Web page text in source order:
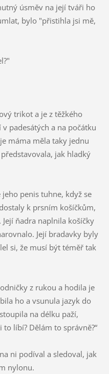
úsměv na její tváři ho
bylo "přistihla jsi mě,
trikot a je z těžkého
padesátých a na počátku
máma měla taky jednu
jak hladký
penis tuhne, když se
k prsním košíčkům,
ňadra naplnila košíčky
Její bradavky byly
si, že musí být téměř tak
z rukou a hodila je
ho a vsunula jazyk do
na délku paží,
to líbí? Dělám to správně?“
ni podíval a sledoval, jak
nylonu.